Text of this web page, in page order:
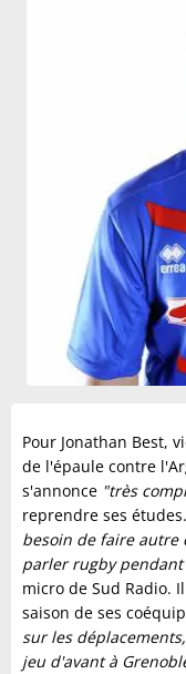
Pour Jonathan Best,
de l'épaule contre
s'annonce "très
reprendre ses études.
besoin de faire autre
parler rugby
micro de Sud Radio.
saison de ses
sur les
jeu d'avant à